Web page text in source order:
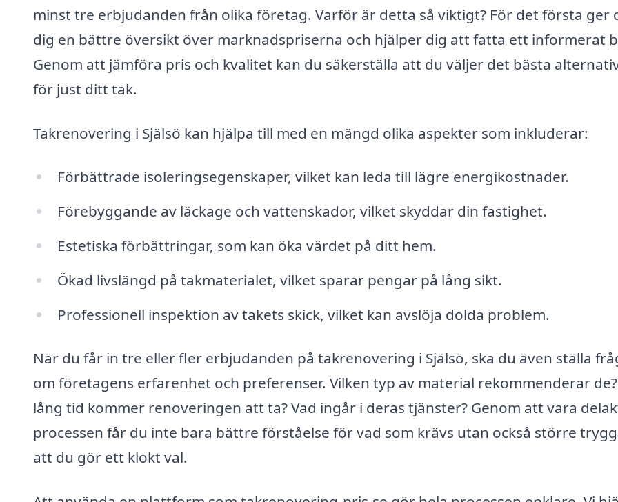
minst tre erbjudanden från olika företag. Varför är detta så viktigt? För det första ger
dig en bättre översikt över marknadspriserna och hjälper dig att fatta ett informerat
Genom att jämföra pris och kvalitet kan du säkerställa att du väljer det bästa
för just ditt tak.
Takrenovering i Själsö kan hjälpa till med en mängd olika aspekter som inkluderar:
Förbättrade isoleringsegenskaper, vilket kan leda till lägre energikostnader.
Förebyggande av läckage och vattenskador, vilket skyddar din fastighet.
Estetiska förbättringar, som kan öka värdet på ditt hem.
Ökad livslängd på takmaterialet, vilket sparar pengar på lång sikt.
Professionell inspektion av takets skick, vilket kan avslöja dolda problem.
När du får in tre eller fler erbjudanden på takrenovering i Själsö, ska du även ställa
om företagens erfarenhet och preferenser. Vilken typ av material rekommenderar
lång tid kommer renoveringen att ta? Vad ingår i deras tjänster? Genom att vara
processen får du inte bara bättre förståelse för vad som krävs utan också större
att du gör ett klokt val.